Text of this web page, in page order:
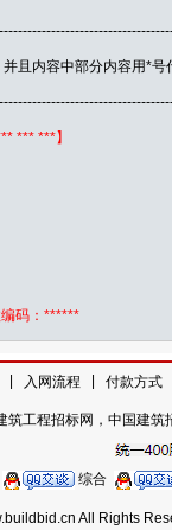
且内容中部分内容用*
*** ***】
码：******
入网流程 付款方式
筑工程招标网，中国建筑
综合
All Rights